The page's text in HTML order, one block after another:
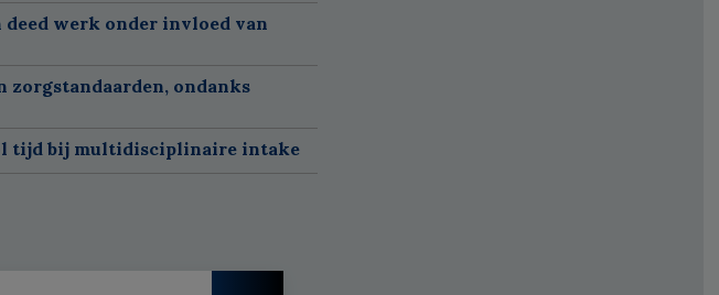
werk onder invloed van
zorgstandaarden, ondanks
tijd bij multidisciplinaire intake